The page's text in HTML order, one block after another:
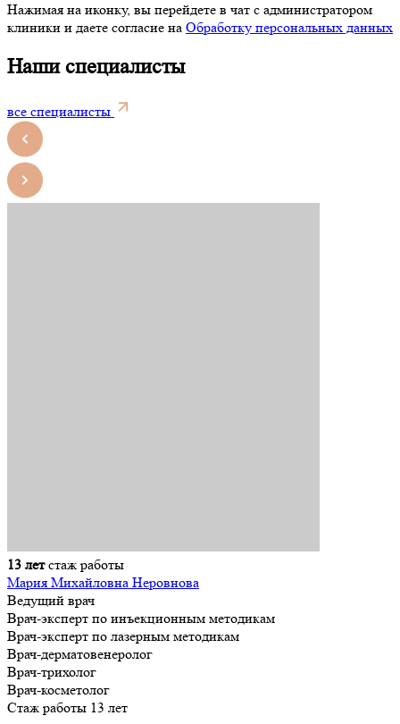
Нажимая на иконку, вы перейдете в чат с администратором
клиники и даете согласие на Обработку персональных данных
Наши специалисты
все специалисты
13 летстаж работы
Мария Михайловна Неровнова
Ведущий врач
Врач-эксперт по инъекционным методикам
Врач-эксперт по лазерным методикам
Врач-дерматовенеролог
Врач-трихолог
Врач-косметолог
Стаж работы 13 лет